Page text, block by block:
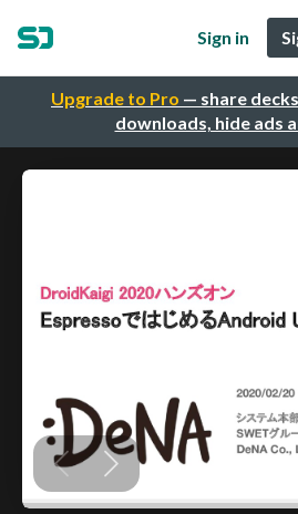
Upgrade to Pro — share
downloads, hide ads
Sign in